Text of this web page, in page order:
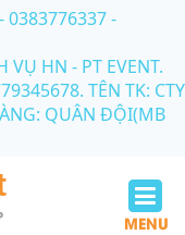
- 0383776337 -
VỤ HN - PT EVENT.
TÊN TK: CTY
QUÂN ĐỘI(MB
MENU